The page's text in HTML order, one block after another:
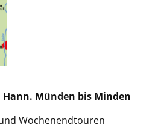
Hann. Münden bis Minden
Wochenendtouren